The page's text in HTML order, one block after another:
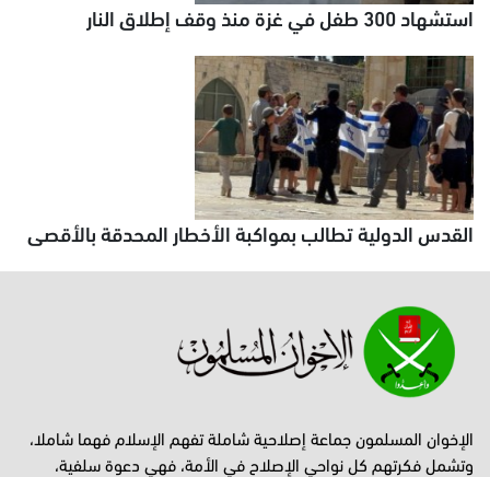
استشهاد 300 طفل في غزة منذ وقف إطلاق النار
القدس الدولية تطالب بمواكبة الأخطار المحدقة بالأقصى
الإخوان المسلمون جماعة إصلاحية شاملة تفهم الإسلام فهما شاملا،
وتشمل فكرتهم كل نواحي الإصلاح في الأمة، فهي دعوة سلفية،